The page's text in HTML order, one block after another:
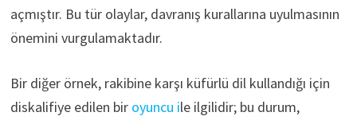
açmıştır. Bu tür olaylar, davranış kurallarına uyulmasının
önemini vurgulamaktadır.
Bir diğer örnek, rakibine karşı küfürlü dil kullandığı için
diskalifiye edilen bir oyuncu ile ilgilidir; bu durum,